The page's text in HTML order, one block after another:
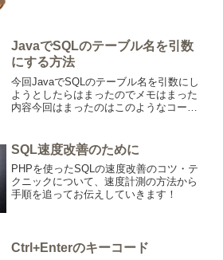
JavaでSQLのテーブル名を引数
にする方法
今回JavaでSQLのテーブル名を引数にし
ようとしたらはまったのでメモはまった
内容今回はまったのはこのようなコード
SQL速度改善のために
PHPを使ったSQLの速度改善のコツ・テ
クニックについて、速度計測の方法から
手順を追ってお伝えしていきます！
Ctrl+Enterのキーコード